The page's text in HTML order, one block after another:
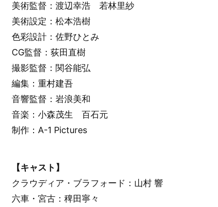
美術監督：渡辺幸浩 若林里紗
美術設定：松本浩樹
色彩設計：佐野ひとみ
CG監督：荻田直樹
撮影監督：関谷能弘
編集：重村建吾
音響監督：岩浪美和
音楽：小森茂生 百石元
制作：A-1 Pictures
【キャスト】
クラウディア・ブラフォード：山村 響
六車・宮古：稗田寧々